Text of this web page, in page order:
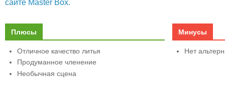
сайте Master Box.
Плюсы
Отличное качество литья
Продуманное членение
Необычная сцена
Минусы
Нет